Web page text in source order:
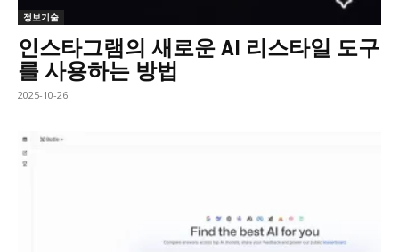
정보기술
인스타그램의 새로운 AI 리스타일 도구
를 사용하는 방법
2025-10-26